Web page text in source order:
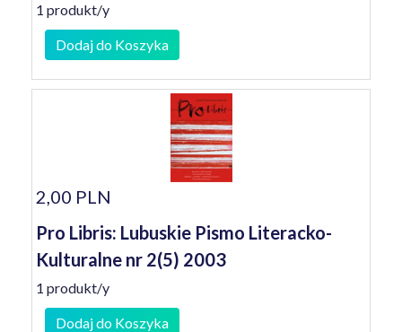
1 produkt/y
Dodaj do Koszyka
2,00 PLN
Pro Libris: Lubuskie Pismo Literacko-
Kulturalne nr 2(5) 2003
1 produkt/y
Dodaj do Koszyka